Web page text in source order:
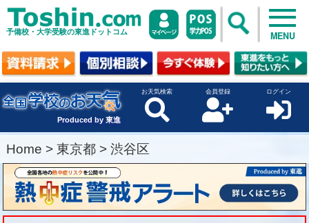
予備校・大学受験の東進ドットコム MENU
Produced by 東進
お天気検索 会員登録 ログイン
Home > 東京都 > 渋谷区